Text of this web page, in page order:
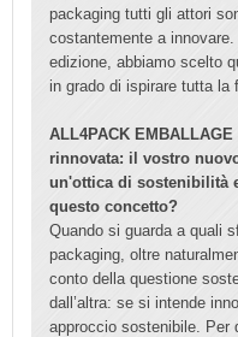
packaging tutti gli attori
costantemente a
edizione, abbiamo scelto
in grado di ispirare tutta la
ALL4PACK
rinnovata: il vostro
un'ottica di sostenibilità
questo concetto?
Quando si guarda a quali
packaging, oltre
conto della questione
dall’altra: se si intende
approccio sostenibile. Per